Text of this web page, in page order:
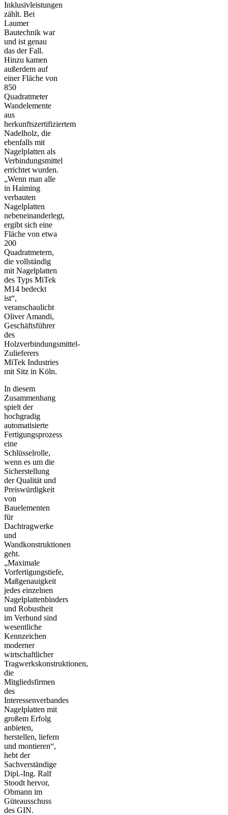
Inklusivleistungen
zählt. Bei
Laumer
Bautechnik war
und ist genau
das der Fall.
Hinzu kamen
außerdem auf
einer Fläche von
850
Quadratmeter
Wandelemente
aus
herkunftszertifiziertem
Nadelholz, die
ebenfalls mit
Nagelplatten als
Verbindungsmittel
errichtet wurden.
„Wenn man alle
in Haiming
verbauten
Nagelplatten
nebeneinanderlegt,
ergibt sich eine
Fläche von etwa
200
Quadratmetern,
die vollständig
mit Nagelplatten
des Typs MiTek
M14 bedeckt
ist“,
veranschaulicht
Oliver Amandi,
Geschäftsführer
des
Holzverbindungsmittel-
Zulieferers
MiTek Industries
mit Sitz in Köln.
In diesem
Zusammenhang
spielt der
hochgradig
automatisierte
Fertigungsprozess
eine
Schlüsselrolle,
wenn es um die
Sicherstellung
der Qualität und
Preiswürdigkeit
von
Bauelementen
für
Dachtragwerke
und
Wandkonstruktionen
geht.
„Maximale
Vorfertigungstiefe,
Maßgenauigkeit
jedes einzelnen
Nagelplattenbinders
und Robustheit
im Verbund sind
wesentliche
Kennzeichen
moderner
wirtschaftlicher
Tragwerkskonstruktionen,
die
Mitgliedsfirmen
des
Interessenverbandes
Nagelplatten mit
großem Erfolg
anbieten,
herstellen, liefern
und montieren“,
hebt der
Sachverständige
Dipl.-Ing. Ralf
Stoodt hervor,
Obmann im
Güteausschuss
des GIN.